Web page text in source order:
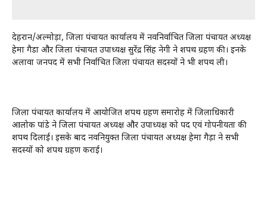
देहरादून/अल्मोड़ा, जिला पंचायत कार्यालय में नवनिर्वाचित जिला पंचायत अध्यक्ष
हेमा गैडा और जिला पंचायत उपाध्यक्ष सुरेंद्र सिंह नेगी ने शपथ ग्रहण की। इनके
अलावा जनपद में सभी निर्वाचित जिला पंचायत सदस्यों ने भी शपथ ली।
जिला पंचायत कार्यालय में आयोजित शपथ ग्रहण समारोह में जिलाधिकारी
आलोक पांडे ने जिला पंचायत अध्यक्ष और उपाध्यक्ष को पद एवं गोपनीयता की
शपथ दिलाई। इसके बाद नवनियुक्त जिला पंचायत अध्यक्ष हेमा गैड़ा ने सभी
सदस्यों को शपथ ग्रहण कराई।